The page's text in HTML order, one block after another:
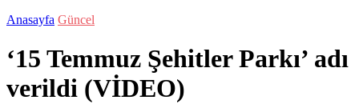
Anasayfa Güncel
‘15 Temmuz Şehitler Parkı’ adı
verildi (VİDEO)